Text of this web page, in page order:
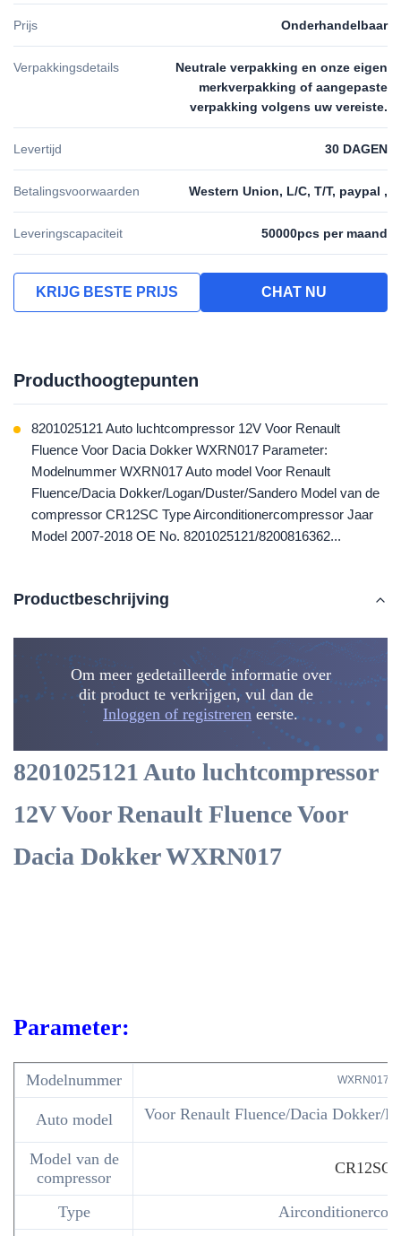
Prijs Onderhandelbaar
Verpakkingsdetails
Neutrale verpakking en onze eigen
merkverpakking of aangepaste
verpakking volgens uw vereiste.
Levertijd 30 DAGEN
Betalingsvoorwaarden Western Union, L/C, T/T, paypal ,
Leveringscapaciteit 50000pcs per maand
KRIJG BESTE PRIJS CHAT NU
Producthoogtepunten
8201025121 Auto luchtcompressor 12V Voor Renault
Fluence Voor Dacia Dokker WXRN017 Parameter:
Modelnummer WXRN017 Auto model Voor Renault
Fluence/Dacia Dokker/Logan/Duster/Sandero Model van de
compressor CR12SC Type Airconditionercompressor Jaar
Model 2007-2018 OE No. 8201025121/8200816362...
Productbeschrijving
Om meer gedetailleerde informatie over
dit product te verkrijgen, vul dan de
Inloggen of registreren eerste.
8201025121 Auto luchtcompressor
12V Voor Renault Fluence Voor
Dacia Dokker WXRN017
Parameter:
Modelnummer WXRN017
Auto model Voor Renault Fluence/Dacia Dokker/
Model van de
compressor
CR12SC
Type